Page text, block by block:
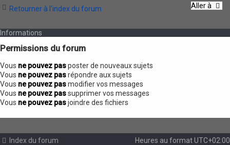
Retourner à l’index du forum Aller à
Informations
Permissions du forum
Vous ne pouvez pasposter de nouveaux sujets
Vous ne pouvez pasrépondre aux sujets
Vous ne pouvez pasmodifier vos messages
Vous ne pouvez passupprimer vos messages
Vous ne pouvez pasjoindre des fichiers
Index du forum Heures au formatUTC+02:00